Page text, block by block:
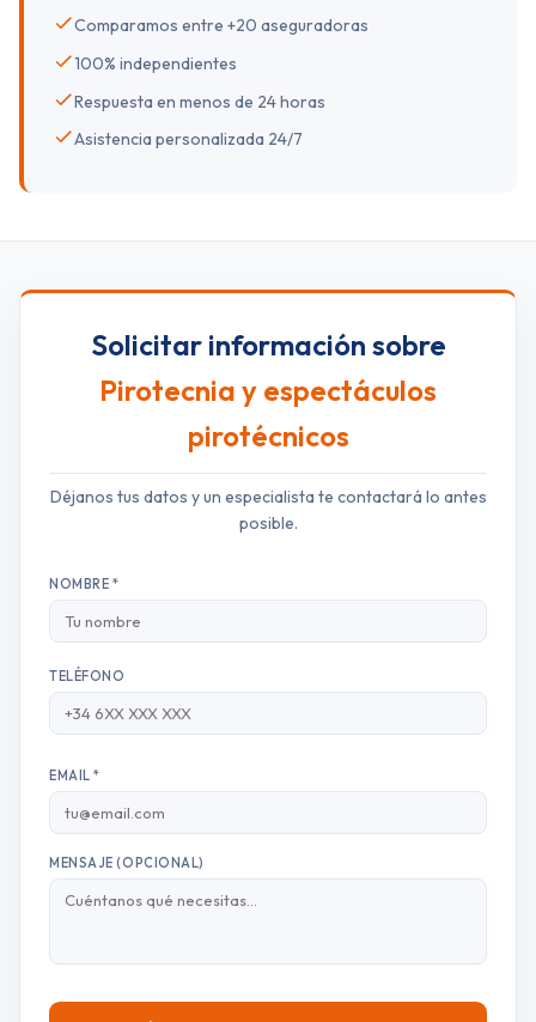
Comparamos entre +20 aseguradoras
100% independientes
Respuesta en menos de 24 horas
Asistencia personalizada 24/7
Solicitar información sobre
Pirotecnia y espectáculos
pirotécnicos
Déjanos tus datos y un especialista te contactará lo antes
posible.
NOMBRE *
TELÉFONO
EMAIL *
MENSAJE (OPCIONAL)